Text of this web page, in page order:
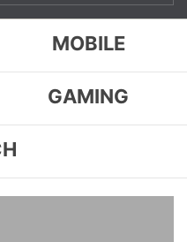
MOBILE
GAMING